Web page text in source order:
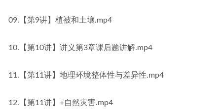
09.【第9讲】植被和土壤.mp4
10.【第10讲】讲义第3章课后题讲解.mp4
11.【第11讲】地理环境整体性与差异性.mp4
12.【第11讲】+自然灾害.mp4